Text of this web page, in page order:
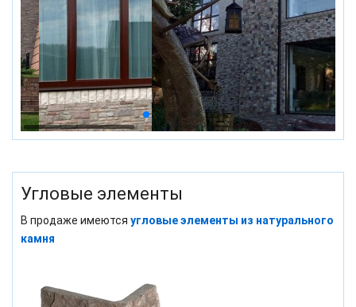
Угловые элементы
В продаже имеются угловые элементы из натурального
камня